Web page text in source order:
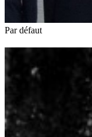
Par défaut